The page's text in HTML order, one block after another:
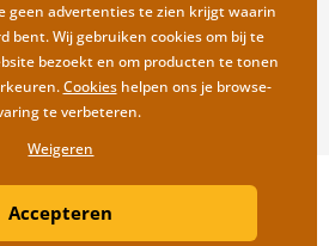
©2019 © Dovido.nl.
| Webshop ontwikkeld door
geen advertenties te zien krijgt waarin
bent. Wij gebruiken cookies om bij te
bezoekt en om producten te tonen
Cookieshelpen ons je browse-
te verbeteren.
Weigeren
Accepteren